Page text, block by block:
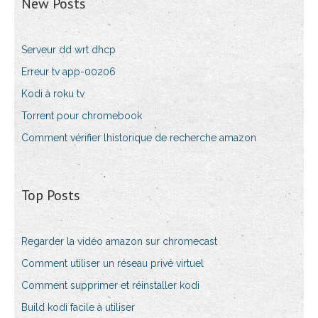
Serveur dd wrt dhcp
Erreur tv app-00206
Kodi à roku tv
Torrent pour chromebook
Comment vérifier lhistorique de recherche amazon
Top Posts
Regarder la vidéo amazon sur chromecast
Comment utiliser un réseau privé virtuel
Comment supprimer et réinstaller kodi
Build kodi facile à utiliser